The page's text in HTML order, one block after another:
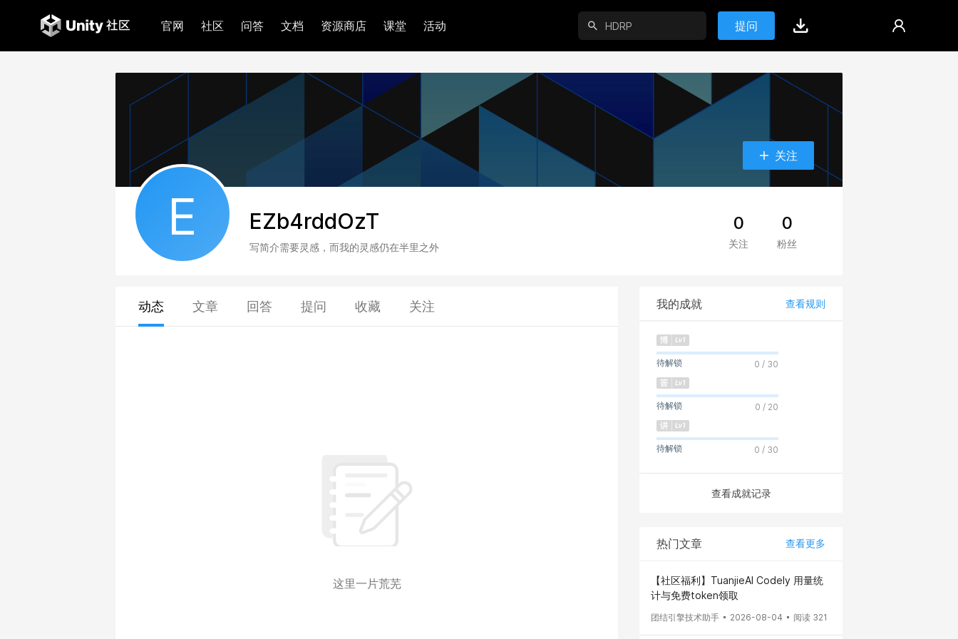
官网 社区 问答 文档 资源商店 课堂 活动 提问
关注
E EZb4rddOzT
写简介需要灵感，而我的灵感仍在半里之外
0
关注
0
粉丝
动态 文章 回答 提问 收藏 关注
这里一片荒芜
我的成就 查看规则
待解锁 0 / 30
待解锁 0 / 20
待解锁 0 / 30
查看成就记录
热门文章 查看更多
【社区福利】TuanjieAI Codely 用量统
计与免费token领取
团结引擎技术助手 2026-08-04 阅读 321